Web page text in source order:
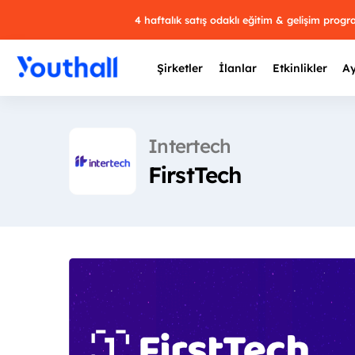
4 haftalık satış odaklı eğitim & gelişim
Şirketler İlanlar Etkinlikler
Intertech
FirstTech